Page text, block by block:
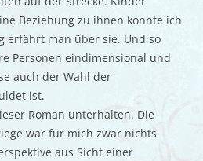
Beziehung zu ihnen konnte ich
erfährt man über sie. Und so
Personen eindimensional und
auch der Wahl der
ist.
Roman unterhalten. Die
war für mich zwar nichts
aus Sicht einer